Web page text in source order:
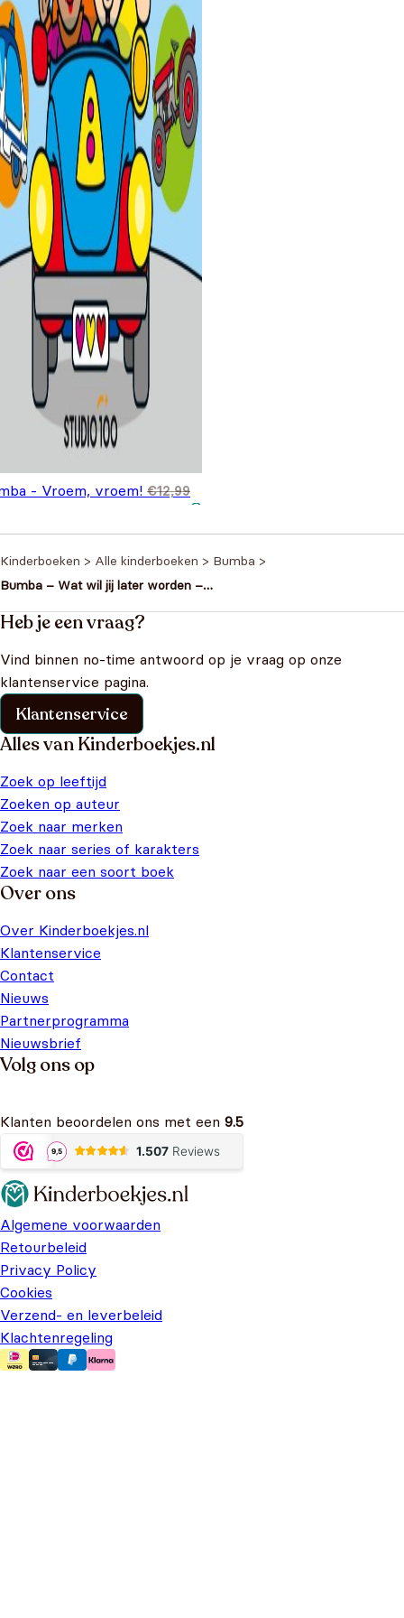
- Vroem, vroem! €12,99
Kinderboeken > Alle kinderboeken > Bumba >
Bumba – Wat wil jij later worden –
Heb je een vraag?
Vind binnen no-time antwoord op je vraag op onze
klantenservice pagina.
Klantenservice
Alles van Kinderboekjes.nl
Zoek op leeftijd
Zoeken op auteur
Zoek naar merken
Zoek naar series of karakters
Zoek naar een soort boek
Over ons
Over Kinderboekjes.nl
Klantenservice
Contact
Nieuws
Partnerprogramma
Nieuwsbrief
Volg ons op
Klanten beoordelen ons met een 9.5
Algemene voorwaarden
Retourbeleid
Privacy Policy
Cookies
Verzend- en leverbeleid
Klachtenregeling